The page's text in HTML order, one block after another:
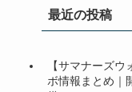
最近の投稿
【サマナーズ
ボ情報まとめ｜